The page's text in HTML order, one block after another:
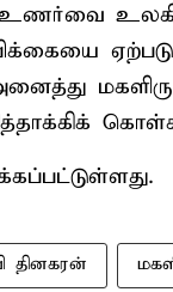
உணர்வை
தினகரன்